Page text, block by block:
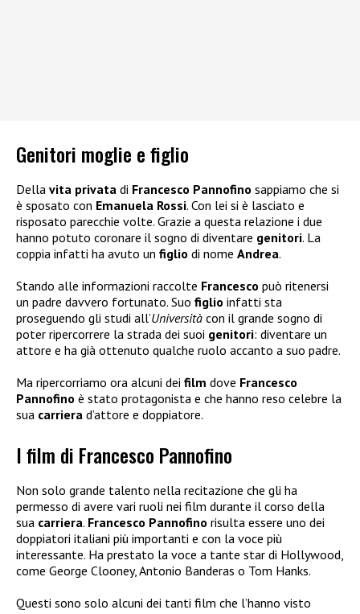
Genitori moglie e figlio
Della vita privata di Francesco Pannofino sappiamo che si
è sposato con Emanuela Rossi. Con lei si è lasciato e
risposato parecchie volte. Grazie a questa relazione i due
hanno potuto coronare il sogno di diventare genitori. La
coppia infatti ha avuto un figlio di nome Andrea.
Stando alle informazioni raccolte Francesco può ritenersi
un padre davvero fortunato. Suo figlio infatti sta
proseguendo gli studi all’Università con il grande sogno di
poter ripercorrere la strada dei suoi genitori: diventare un
attore e ha già ottenuto qualche ruolo accanto a suo padre.
Ma ripercorriamo ora alcuni dei film dove Francesco
Pannofino è stato protagonista e che hanno reso celebre la
sua carriera d’attore e doppiatore.
I film di Francesco Pannofino
Non solo grande talento nella recitazione che gli ha
permesso di avere vari ruoli nei film durante il corso della
sua carriera. Francesco Pannofino risulta essere uno dei
doppiatori italiani più importanti e con la voce più
interessante. Ha prestato la voce a tante star di Hollywood,
come George Clooney, Antonio Banderas o Tom Hanks.
Questi sono solo alcuni dei tanti film che l’hanno visto